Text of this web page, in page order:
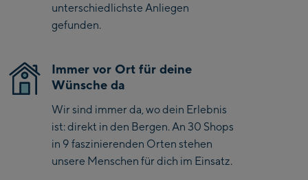
Saalfelden:
Saalbach:
Saalbach Life.Style
Saalbach Zentrum
unterschiedlichste Anliegen
gefunden.
Immer vor Ort für deine
Wünsche da
Wir sind immer da, wo dein Erlebnis
ist: direkt in den Bergen. An 30 Shops
in 9 faszinierenden Orten stehen
unsere Menschen für dich im Einsatz.